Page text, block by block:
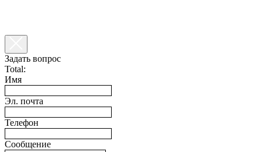
Задать вопрос
Total:
Имя
Эл. почта
Телефон
Сообщение